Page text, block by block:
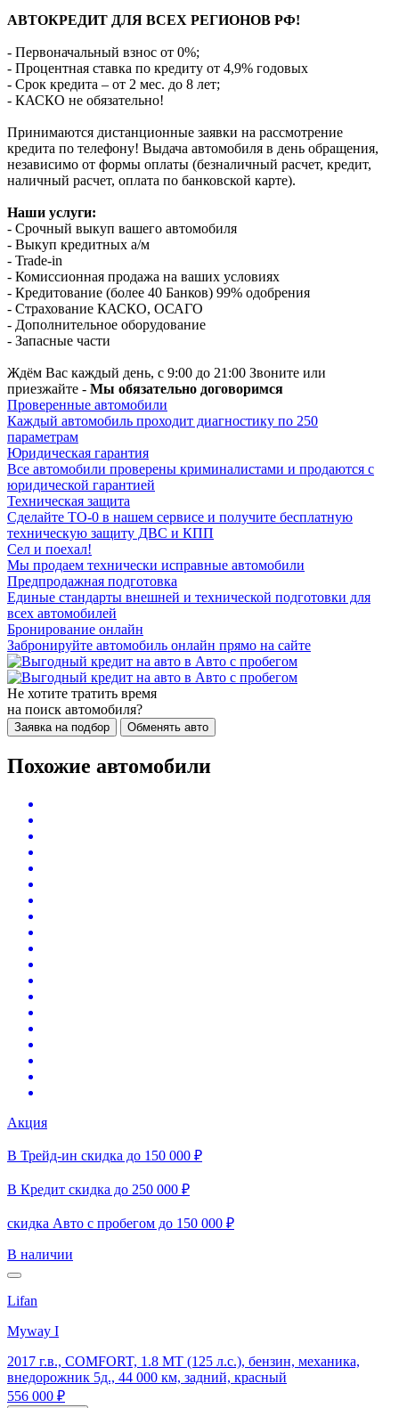
АВТОКРЕДИТ ДЛЯ ВСЕХ РЕГИОНОВ РФ!
- Первоначальный взнос от 0%;
- Процентная ставка по кредиту от 4,9% годовых
- Срок кредита – от 2 мес. до 8 лет;
- КАСКО не обязательно!
Принимаются дистанционные заявки на рассмотрение
кредита по телефону! Выдача автомобиля в день обращения,
независимо от формы оплаты (безналичный расчет, кредит,
наличный расчет, оплата по банковской карте).
Наши услуги:
- Срочный выкуп вашего автомобиля
- Выкуп кредитных а/м
- Trade-in
- Комиссионная продажа на ваших условиях
- Кредитование (более 40 Банков) 99% одобрения
- Страхование КАСКО, ОСАГО
- Дополнительное оборудование
- Запасные части
Ждём Вас каждый день, с 9:00 до 21:00 Звоните или
приезжайте - Мы обязательно договоримся
Проверенные автомобили
Каждый автомобиль проходит диагностику по 250
параметрам
Юридическая гарантия
Все автомобили проверены криминалистами и продаются с
юридической гарантией
Техническая защита
Сделайте ТО-0 в нашем сервисе и получите бесплатную
техническую защиту ДВС и КПП
Сел и поехал!
Мы продаем технически исправные автомобили
Предпродажная подготовка
Единые стандарты внешней и технической подготовки для
всех автомобилей
Бронирование онлайн
Забронируйте автомобиль онлайн прямо на сайте
Не хотите тратить время
на поиск автомобиля?
Заявка на подбор Обменять авто
Похожие автомобили
Акция
В Трейд-ин скидка до 150 000 ₽
В Кредит скидка до 250 000 ₽
скидка Авто с пробегом до 150 000 ₽
В наличии
Lifan
Myway I
2017 г.в., COMFORT, 1.8 MT (125 л.с.), бензин, механика,
внедорожник 5д., 44 000 км, задний, красный
556 000 ₽